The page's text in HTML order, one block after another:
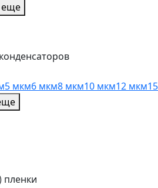
еще
5 мкм6 мкм8 мкм10 мкм12 мкм15